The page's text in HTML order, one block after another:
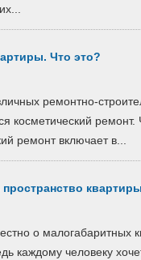
Что это?
ремонтно-
косметический ремонт.
ремонт включает в...
о малогабаритных
каждому человеку